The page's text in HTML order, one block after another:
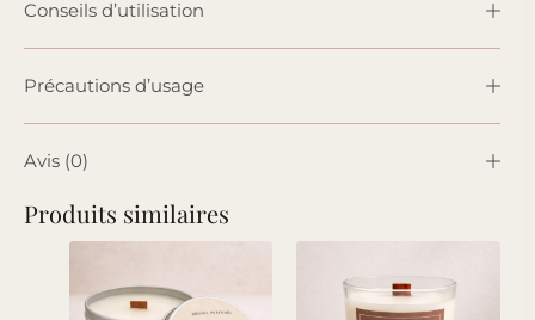
Conseils d’utilisation
Précautions d’usage
Avis (0)
Produits similaires